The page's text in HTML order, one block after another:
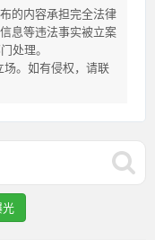
的内容承担完全法律
息等违法事实被立案
处理。
。如有侵权，请联
光